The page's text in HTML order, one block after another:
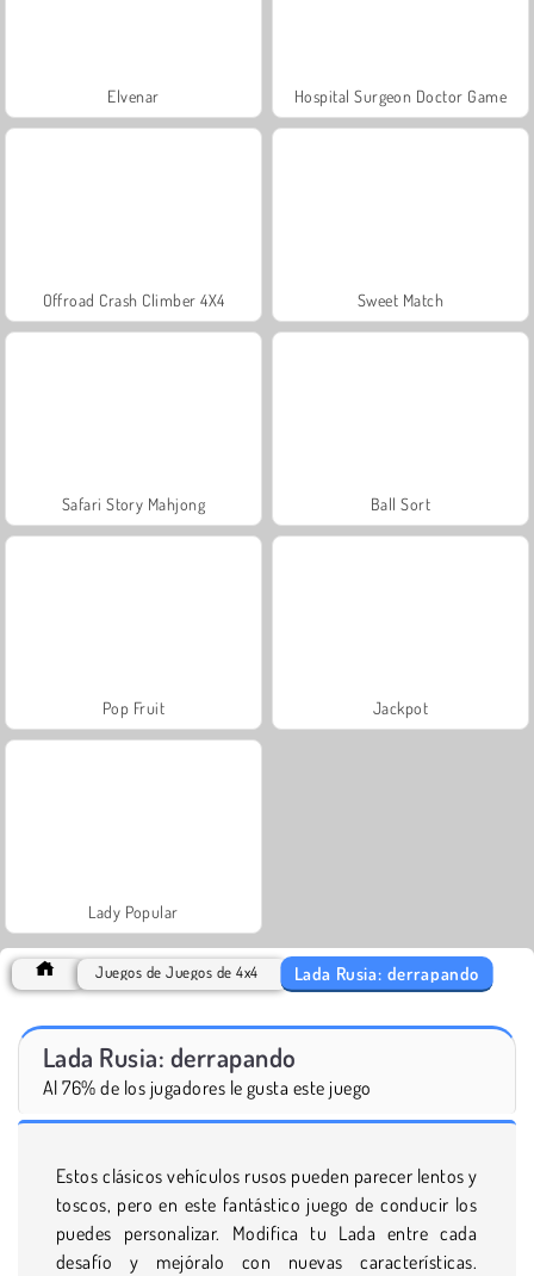
Elvenar Hospital Surgeon Doctor Game
Offroad Crash Climber 4X4 Sweet Match
Safari Story Mahjong Ball Sort
Pop Fruit Jackpot
Lady Popular
Juegos de Juegos de 4x4 Lada Rusia: derrapando
Lada Rusia: derrapando
Al 76% de los jugadores le gusta este juego
Estos clásicos vehículos rusos pueden parecer lentos y
toscos, pero en este fantástico juego de conducir los
puedes personalizar. Modifica tu Lada entre cada
desafío y mejóralo con nuevas características.